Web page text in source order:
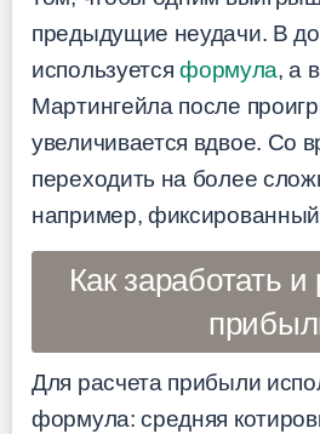
предыдущие неудачи. В
используетсяформула, а
Мартингейла после
увеличивается вдвое. Со
переходить на более
например,
Как заработать и
Для расчета прибыли
формула: средняя